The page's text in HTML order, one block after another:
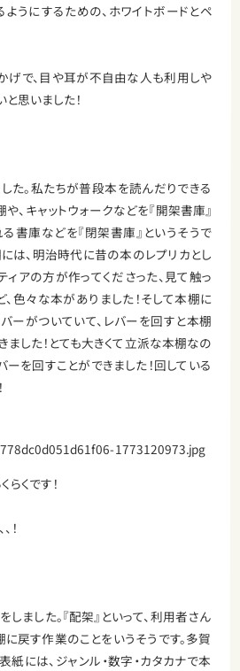
うにするための、ホワイトボードとペ
で、目や耳が不自由な人も利用しや
思いました！
た。私たちが普段本を読んだりできる
、キャットウォークなどを『開架書庫』
書庫などを『閉架書庫』というそうで
は、明治時代に昔の本のレプリカとし
ィアの方が作ってくださった、見て触っ
色々な本がありました！そして本棚に
ーがついていて、レバーを回すと本棚
ました！とても大きくて立派な本棚なの
ーを回すことができました！回している
くです！
！
ました。『配架』といって、利用者さん
戻す作業のことをいうそうです。多賀
には、ジャンル・数字・カタカナで本